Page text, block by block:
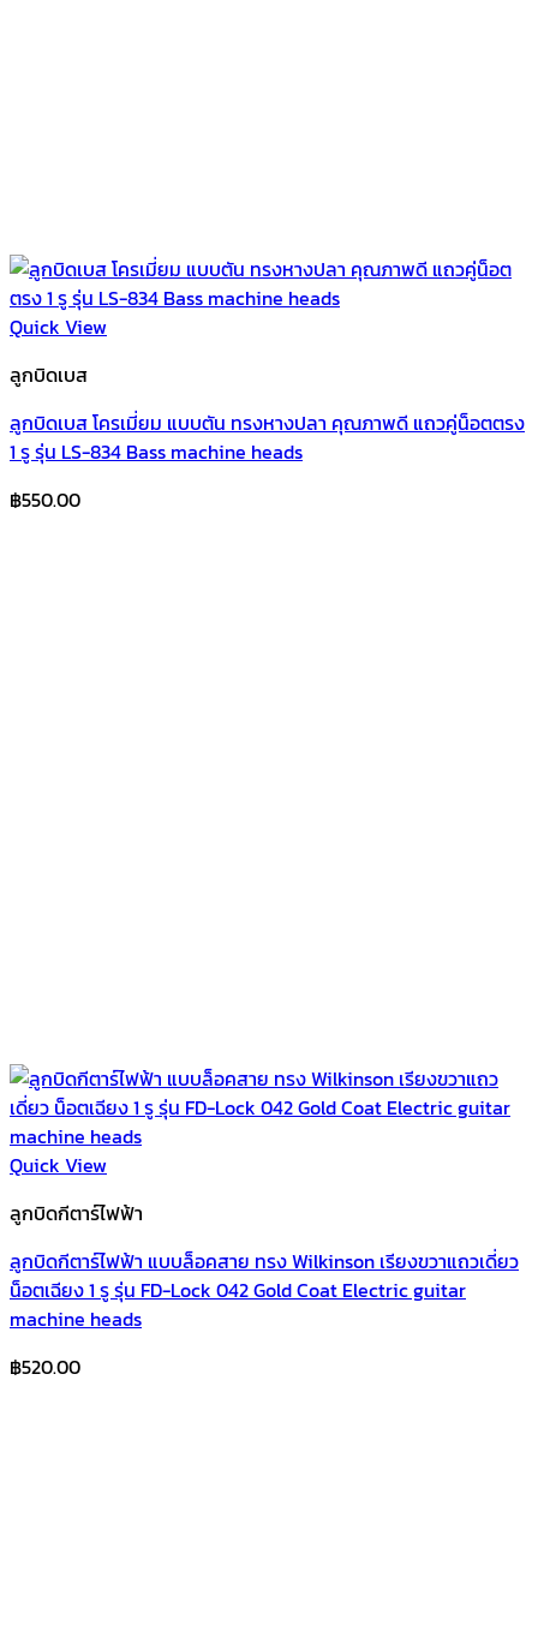
Quick View
ลูกบิดเบส
ลูกบิดเบส โครเมี่ยม แบบตัน ทรงหางปลา คุณภาพดี แถวคู่น็อตตรง
1 รู รุ่น LS-834 Bass machine heads
฿550.00
Quick View
ลูกบิดกีตาร์ไฟฟ้า
ลูกบิดกีตาร์ไฟฟ้า แบบล็อคสาย ทรง Wilkinson เรียงขวาแถวเดี่ยว
น็อตเฉียง 1 รู รุ่น FD-Lock 042 Gold Coat Electric guitar
machine heads
฿520.00